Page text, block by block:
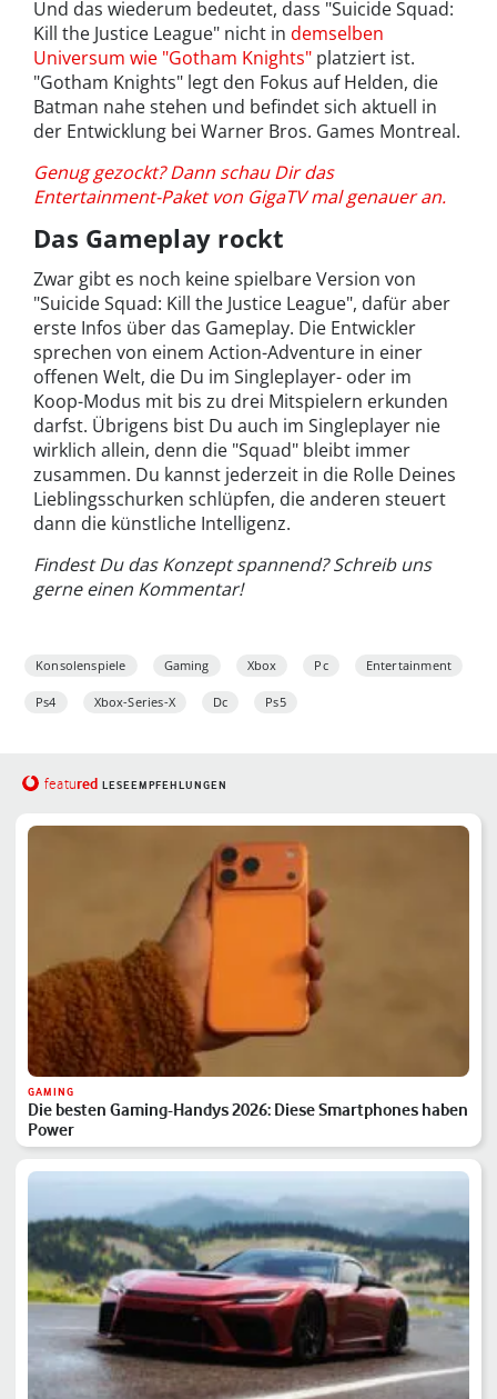
Und das wiederum bedeutet, dass "Suicide Squad:
Kill the Justice League" nicht in demselben
Universum wie "Gotham Knights" platziert ist.
"Gotham Knights" legt den Fokus auf Helden, die
Batman nahe stehen und befindet sich aktuell in
der Entwicklung bei Warner Bros. Games Montreal.
Genug gezockt? Dann schau Dir das
Entertainment-Paket von GigaTV mal genauer an.
Das Gameplay rockt
Zwar gibt es noch keine spielbare Version von
"Suicide Squad: Kill the Justice League", dafür aber
erste Infos über das Gameplay. Die Entwickler
sprechen von einem Action-Adventure in einer
offenen Welt, die Du im Singleplayer- oder im
Koop-Modus mit bis zu drei Mitspielern erkunden
darfst. Übrigens bist Du auch im Singleplayer nie
wirklich allein, denn die "Squad" bleibt immer
zusammen. Du kannst jederzeit in die Rolle Deines
Lieblingsschurken schlüpfen, die anderen steuert
dann die künstliche Intelligenz.
Findest Du das Konzept spannend? Schreib uns
gerne einen Kommentar!
Konsolenspiele Gaming Xbox Pc Entertainment
Ps4 Xbox-Series-X Dc Ps5
featured LESEEMPFEHLUNGEN
GAMING
Die besten Gaming-Handys 2026: Diese Smartphones haben
Power